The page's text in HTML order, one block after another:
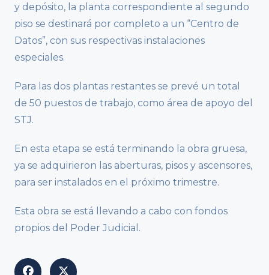
y depósito, la planta correspondiente al segundo
piso se destinará por completo a un “Centro de
Datos”, con sus respectivas instalaciones
especiales.
Para las dos plantas restantes se prevé un total
de 50 puestos de trabajo, como área de apoyo del
STJ.
En esta etapa se está terminando la obra gruesa,
ya se adquirieron las aberturas, pisos y ascensores,
para ser instalados en el próximo trimestre.
Esta obra se está llevando a cabo con fondos
propios del Poder Judicial.